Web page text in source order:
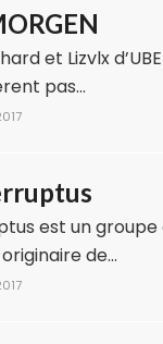
et Lizvlx
pas…
est un
de…